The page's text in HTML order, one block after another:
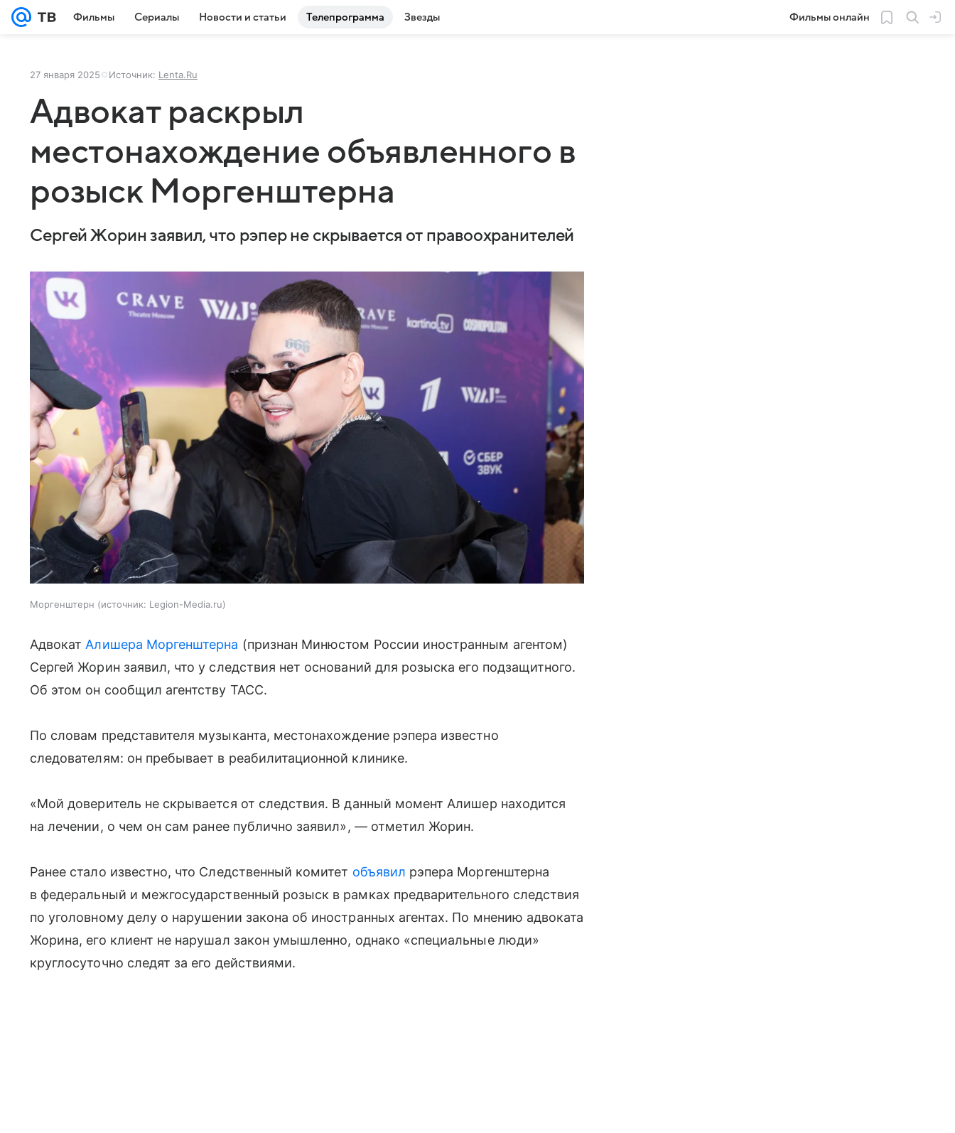
Фильмы Сериалы Новости и статьи Телепрограмма Звезды Фильмы онлайн
27 января 2025 Источник: Lenta.Ru
Адвокат раскрыл
местонахождение объявленного в
розыск Моргенштерна
Сергей Жорин заявил, что рэпер не скрывается от правоохранителей
Моргенштерн источник: Legion-Media.ru
Адвокат Алишера Моргенштерна (признан Минюстом России иностранным агентом)
Сергей Жорин заявил, что у следствия нет оснований для розыска его подзащитного.
Об этом он сообщил агентству ТАСС.
По словам представителя музыканта, местонахождение рэпера известно
следователям: он пребывает в реабилитационной клинике.
«Мой доверитель не скрывается от следствия. В данный момент Алишер находится
на лечении, о чем он сам ранее публично заявил», — отметил Жорин.
Ранее стало известно, что Следственный комитет объявил рэпера Моргенштерна
в федеральный и межгосударственный розыск в рамках предварительного следствия
по уголовному делу о нарушении закона об иностранных агентах. По мнению адвоката
Жорина, его клиент не нарушал закон умышленно, однако «специальные люди»
круглосуточно следят за его действиями.